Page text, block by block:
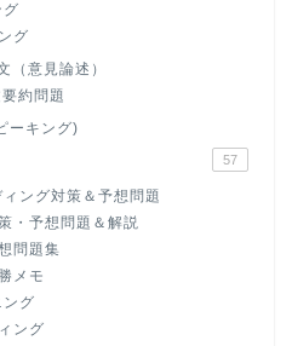
グ
（意見論述）
約問題
ーキング)
57
ング対策＆予想問題
・予想問題＆解説
問題集
メモ
グ
ング